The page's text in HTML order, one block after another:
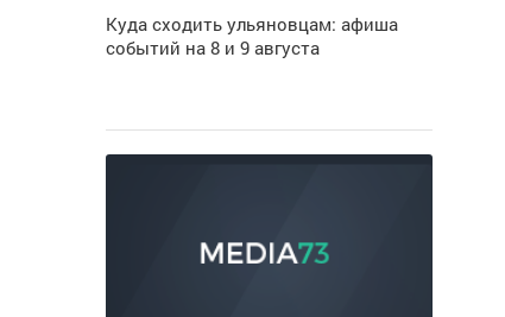
Куда сходить ульяновцам: афиша
событий на 8 и 9 августа